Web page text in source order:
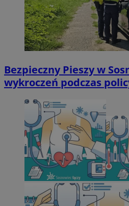
Bezpieczny Pieszy w
wykroczeń podczas